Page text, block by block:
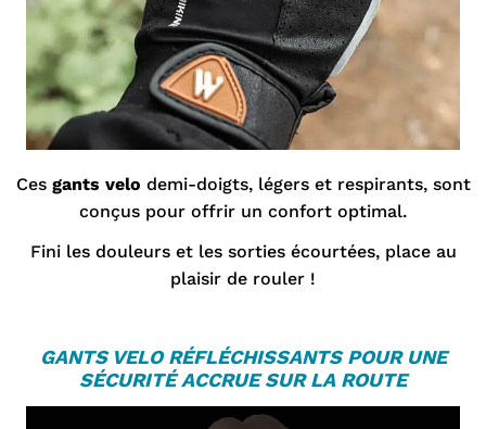
Ces gants velo demi-doigts, légers et respirants, sont
conçus pour offrir un confort optimal.
Fini les douleurs et les sorties écourtées, place au
plaisir de rouler !
GANTS VELORÉFLÉCHISSANTS POUR UNE
SÉCURITÉ ACCRUE SUR LA ROUTE